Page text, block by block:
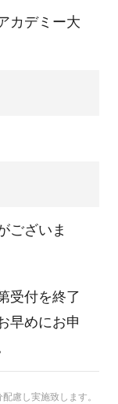
カデミー大
ございま
受付を終了
早めにお申
慮し実施致します。